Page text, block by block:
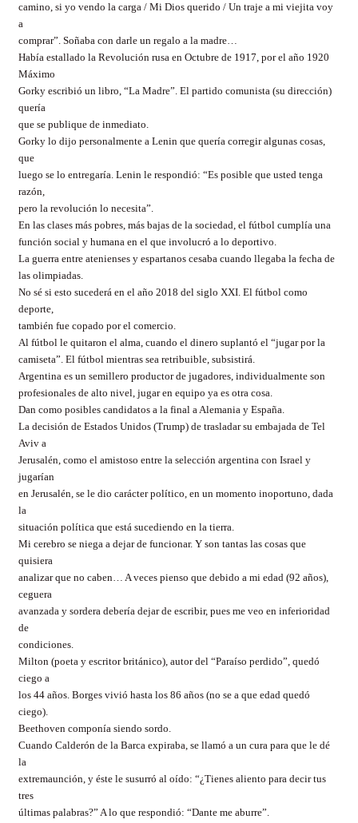
camino, si yo vendo la carga / Mi Dios querido / Un traje a mi viejita voy
a
comprar”. Soñaba con darle un regalo a la madre…
Había estallado la Revolución rusa en Octubre de 1917, por el año 1920
Máximo
Gorky escribió un libro, “La Madre”. El partido comunista (su dirección)
quería
que se publique de inmediato.
Gorky lo dijo personalmente a Lenin que quería corregir algunas cosas,
que
luego se lo entregaría. Lenin le respondió: “Es posible que usted tenga
razón,
pero la revolución lo necesita”.
En las clases más pobres, más bajas de la sociedad, el fútbol cumplía una
función social y humana en el que involucró a lo deportivo.
La guerra entre atenienses y espartanos cesaba cuando llegaba la fecha de
las olimpiadas.
No sé si esto sucederá en el año 2018 del siglo XXI. El fútbol como
deporte,
también fue copado por el comercio.
Al fútbol le quitaron el alma, cuando el dinero suplantó el “jugar por la
camiseta”. El fútbol mientras sea retribuible, subsistirá.
Argentina es un semillero productor de jugadores, individualmente son
profesionales de alto nivel, jugar en equipo ya es otra cosa.
Dan como posibles candidatos a la final a Alemania y España.
La decisión de Estados Unidos (Trump) de trasladar su embajada de Tel
Aviv a
Jerusalén, como el amistoso entre la selección argentina con Israel y
jugarían
en Jerusalén, se le dio carácter político, en un momento inoportuno, dada
la
situación política que está sucediendo en la tierra.
Mi cerebro se niega a dejar de funcionar. Y son tantas las cosas que
quisiera
analizar que no caben… A veces pienso que debido a mi edad (92 años),
ceguera
avanzada y sordera debería dejar de escribir, pues me veo en inferioridad
de
condiciones.
Milton (poeta y escritor británico), autor del “Paraíso perdido”, quedó
ciego a
los 44 años. Borges vivió hasta los 86 años (no se a que edad quedó
ciego).
Beethoven componía siendo sordo.
Cuando Calderón de la Barca expiraba, se llamó a un cura para que le dé
la
extremaunción, y éste le susurró al oído: “¿Tienes aliento para decir tus
tres
últimas palabras?” A lo que respondió: “Dante me aburre”.